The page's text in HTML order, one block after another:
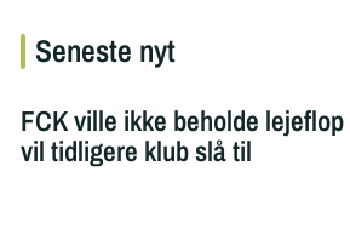
Seneste nyt
FCK ville ikke beholde lejeflop
vil tidligere klub slå til